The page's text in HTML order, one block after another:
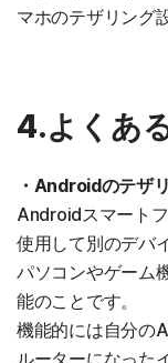
マホのテザリング
4.よくあ
・Androidのテザ
Androidスマート
使用して別のデバ
パソコンやゲーム
能のことです。
機能的には自分の
ルーターになった